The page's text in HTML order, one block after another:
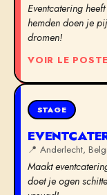
Eventcatering
hemden doen je
dromen!
VOIR LE
STAGE
📍 Anderlecht,
Maakt
doet je ogen